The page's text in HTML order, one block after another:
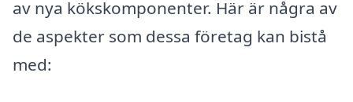
av nya kökskomponenter. Här är några av
de aspekter som dessa företag kan bistå
med: